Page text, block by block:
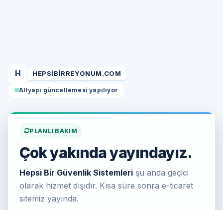
H HEPSIBIRREYONUM.COM
Altyapı güncellemesi yapılıyor
PLANLI BAKIM
Çok yakında yayındayız.
Hepsi Bir Güvenlik Sistemleri şu anda geçici
olarak hizmet dışıdır. Kısa süre sonra e-ticaret
sitemiz yayında.